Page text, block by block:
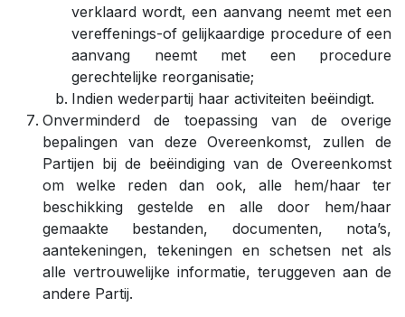
verklaard wordt, een aanvang neemt met een
vereffenings-of gelijkaardige procedure of een
aanvang neemt met een procedure
gerechtelijke reorganisatie;
Indien wederpartij haar activiteiten beëindigt.
Onverminderd de toepassing van de overige
bepalingen van deze Overeenkomst, zullen de
Partijen bij de beëindiging van de Overeenkomst
om welke reden dan ook, alle hem/haar ter
beschikking gestelde en alle door hem/haar
gemaakte bestanden, documenten, nota’s,
aantekeningen, tekeningen en schetsen net als
alle vertrouwelijke informatie, teruggeven aan de
andere Partij.